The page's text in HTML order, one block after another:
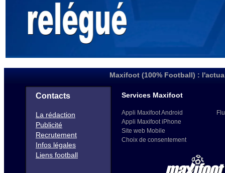
Maxifoot (100% Football) :
Contacts
La rédaction
Publicité
Recrutement
Infos légales
Liens football
Services Maxifoot
Appli Maxifoot Android
Appli Maxifoot iPhone
Site web Mobile
Choix de consentement